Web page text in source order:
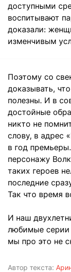
доступными
воспитывают
доказали:
изменчивым
Поэтому со
доказывать,
полезны. И в
достойные
никто не
слову, в адрес
в год
персонажу
таких героев
последние
Так что время
И наш
любимые
мы про это не
Автор текста: